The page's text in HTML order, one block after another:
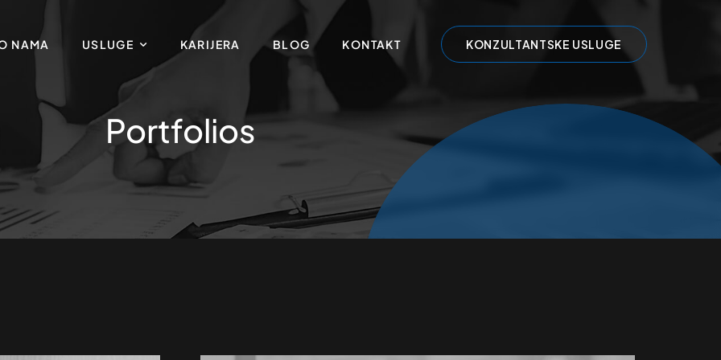
NAMA USLUGE KARIJERA BLOG KONTAKT KONZULTANTSKE USLUGE
Portfolios